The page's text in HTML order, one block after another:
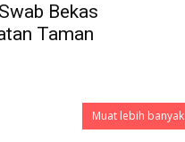
Bekas
Taman
Muat lebih banyak